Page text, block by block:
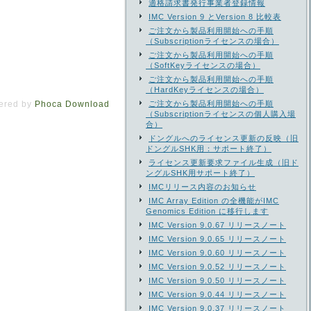
by Phoca Download
適格請求書発行事業者登録情報
IMC Version 9 とVersion 8 比較表
ご注文から製品利用開始への手順
（Subscriptionライセンスの場合）
ご注文から製品利用開始への手順
（SoftKeyライセンスの場合）
ご注文から製品利用開始への手順
（HardKeyライセンスの場合）
ご注文から製品利用開始への手順
（Subscriptionライセンスの個人購入場
合）
ドングルへのライセンス更新の反映（旧
ドングルSHK用：サポート終了）
ライセンス更新要求ファイル生成（旧ド
ングルSHK用サポート終了）
IMCリリース内容のお知らせ
IMC Array Edition の全機能がIMC
Genomics Edition に移行します
IMC Version 9.0.67 リリースノート
IMC Version 9.0.65 リリースノート
IMC Version 9.0.60 リリースノート
IMC Version 9.0.52 リリースノート
IMC Version 9.0.50 リリースノート
IMC Version 9.0.44 リリースノート
IMC Version 9.0.37 リリースノート